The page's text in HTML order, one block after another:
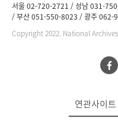
서울 02-720-2721 성남 031-
부산 051-550-8023
광주 062-
Copyright 2022. National
연관사이트